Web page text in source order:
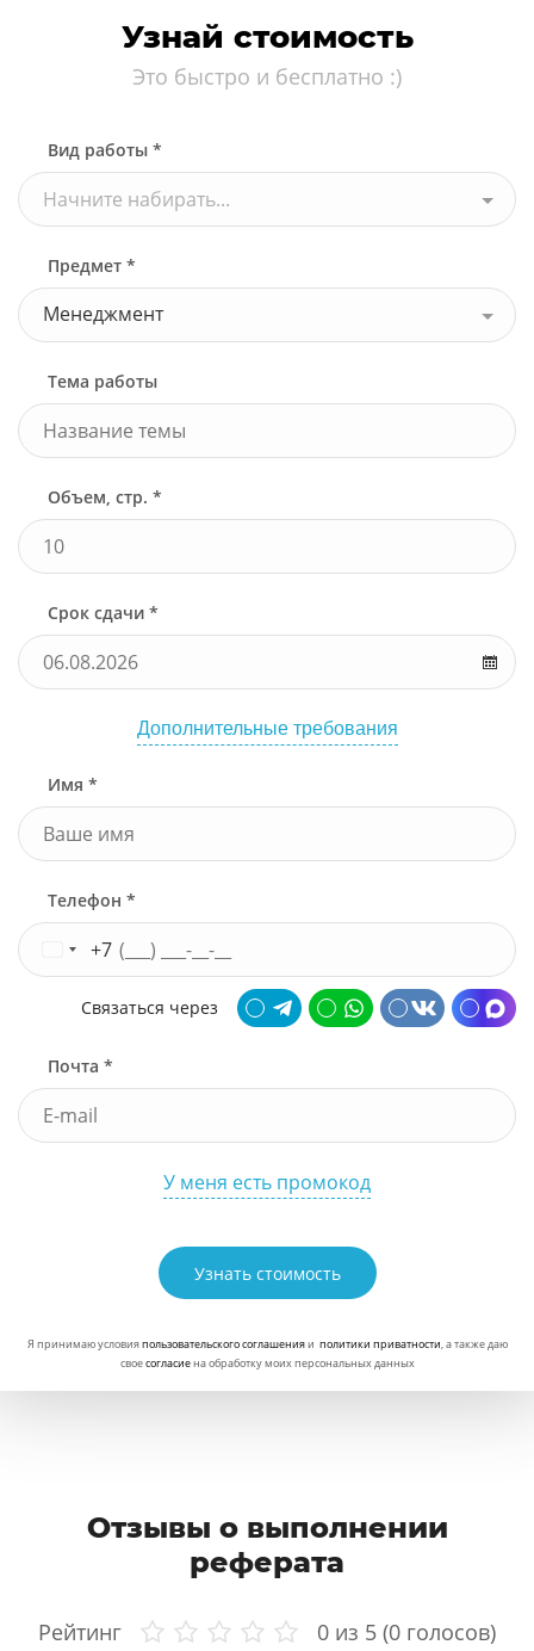
Узнай стоимость
Это быстро и бесплатно :)
Вид работы *
Начните набирать...
Предмет *
Менеджмент
Тема работы
Объем, стр. *
Срок сдачи *
Дополнительные требования
Имя *
Телефон *
+7
Связаться через
Почта *
У меня есть промокод
Узнать стоимость
Я принимаю условияпользовательского соглашенияи политики приватности, а также даю
своесогласиена обработку моих персональных данных
Отзывы о выполнении
реферата
Рейтинг 0 из 5 (0 голосов)